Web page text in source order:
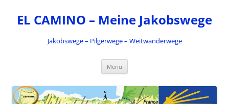
springen
EL CAMINO – Meine Jakobswege
Jakobswege – Pilgerwege – Weitwanderwege
Menü